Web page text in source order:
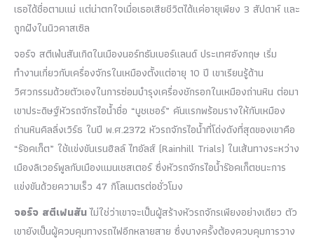
เธอได้ชื่อตามแม่ แต่น่าตกใจเมื่อเธอเสียชีวิตได้แค่อายุเพียง 3 สัปดาห์ และ
ถูกฝังในนิวคาสเซิล
จอร์จ สตีเฟ่นสันเกิดในเมืองนอร์ทธัมเบอร์แลนด์ ประเทศอังกฤษ เริ่ม
ทำงานเกี่ยวกับเครื่องจักรในเหมืองตั้งแต่อายุ 10 ปี เขาเรียนรู้ด้าน
วิศวกรรมด้วยตัวเองในการซ่อมบำรุงเครื่องชักรอกในเหมืองถ่านหิน ต่อมา
เขาประดิษฐ์หัวรถจักรไอน้ำชื่อ “บูชเชอร์” คันแรกพร้อมรางให้กับเหมือง
ถ่านหินคิลลิ่งเวิร์ธ ในปี พ.ศ.2372 หัวรถจักรไอน้ำที่โด่งดังที่สุดของเขาคือ
“ร๊อคเก็ต” ใช้แข่งขันเรนฮิลล์ ไทอัลส์ (Rainhill Trials) ในเส้นทางระหว่าง
เมืองลิเวอร์พูลกับเมืองแมนเชสเตอร์ ซึ่งหัวรถจักรไอน้ำร๊อคเก็ตชนะการ
แข่งขันด้วยความเร็ว 47 กิโลเมตรต่อชั่วโมง
จอร์จ สตีเฟนสันไม่ใช่ว่าเขาจะเป็นผู้สร้างหัวรถจักรเพียงอย่างเดียว ตัว
เขายังเป็นผู้ควบคุมทางรถไฟอีกหลายสาย ซึ่งบางครั้งต้องควบคุมการวาง